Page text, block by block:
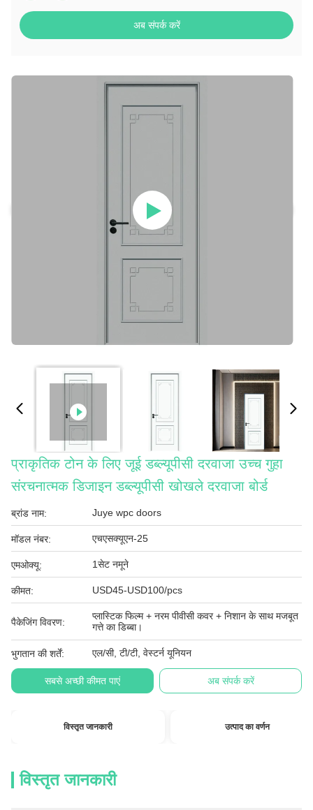
अब संपर्क करें
प्राकृतिक टोन के लिए जूई डब्ल्यूपीसी दरवाजा उच्च गुहा
संरचनात्मक डिजाइन डब्ल्यूपीसी खोखले दरवाजा बोर्ड
ब्रांड नाम: Juye wpc doors
मॉडल नंबर: एचएसक्यूएन-25
एमओक्यू: 1सेट नमूने
कीमत: USD45-USD100/pcs
पैकेजिंग विवरण:
प्लास्टिक फिल्म + नरम पीवीसी कवर + निशान के साथ मजबूत
गत्ते का डिब्बा।
भुगतान की शर्तें: एल/सी, टी/टी, वेस्टर्न यूनियन
सबसे अच्छी कीमत पाएं अब संपर्क करें
विस्तृत जानकारी उत्पाद का वर्णन
विस्तृत जानकारी